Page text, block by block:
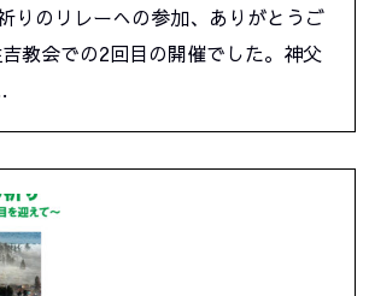
りのリレーへの参加、ありがとうご
教会での2回目の開催でした。神父